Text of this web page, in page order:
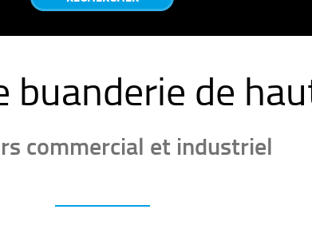
buanderie de
commercial et industriel